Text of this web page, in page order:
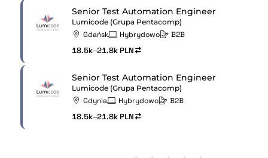
Senior Test Automation Engineer
Lumicode (Grupa Pentacomp)
Gdańsk Hybrydowo B2B
18.5k–21.8k PLN
Senior Test Automation Engineer
Lumicode (Grupa Pentacomp)
Gdynia Hybrydowo B2B
18.5k–21.8k PLN